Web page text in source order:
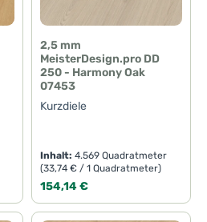
2,5 mm
MeisterDesign.pro DD
250 - Harmony Oak
07453
Kurzdiele
Inhalt:4.569 Quadratmeter
(33,74 € / 1 Quadratmeter)
Regulärer Preis:
154,14 €